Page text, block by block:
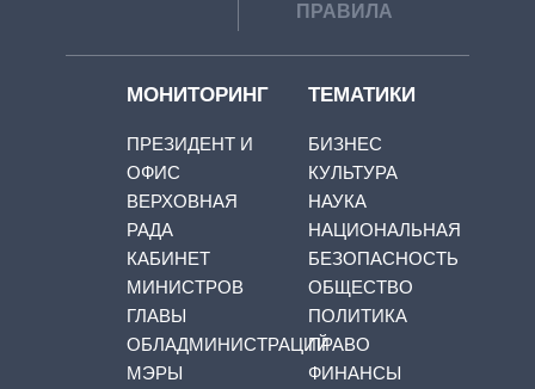
ПРАВИЛА
МОНИТОРИНГ
ПРЕЗИДЕНТ И
ОФИС
ВЕРХОВНАЯ
РАДА
КАБИНЕТ
МИНИСТРОВ
ГЛАВЫ
ОБЛАДМИНИСТРАЦИЙ
МЭРЫ
ТЕМАТИКИ
БИЗНЕС
КУЛЬТУРА
НАУКА
НАЦИОНАЛЬНАЯ
БЕЗОПАСНОСТЬ
ОБЩЕСТВО
ПОЛИТИКА
ПРАВО
ФИНАНСЫ